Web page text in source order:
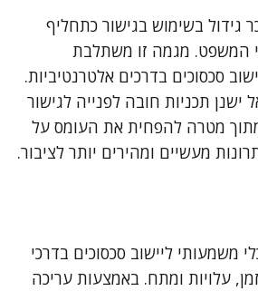
גידול בשימוש בגישור כתחליף
המשפט. מגמה זו משתלבת
סכסוכים בדרכים אלטרנטיביות.
תכניות חובה לפנייה לגישור
מתוך מטרה להפחית את העומס על
מעשיים ומהירים יותר לציבור.
משמעותי ליישוב סכסוכים בדרכי
עלויות ומתח. באמצעות עריכה